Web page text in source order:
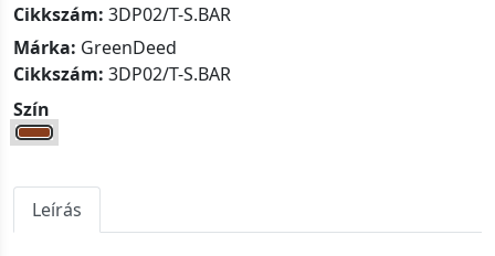
Cikkszám: 3DP02/T-S.BAR
Márka: GreenDeed
Cikkszám: 3DP02/T-S.BAR
Szín
Leírás